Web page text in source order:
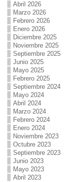
Abril 2026
Marzo 2026
Febrero 2026
Enero 2026
Diciembre 2025
Noviembre 2025
Septiembre 2025
Junio 2025
Mayo 2025
Febrero 2025
Septiembre 2024
Mayo 2024
Abril 2024
Marzo 2024
Febrero 2024
Enero 2024
Noviembre 2023
Octubre 2023
Septiembre 2023
Junio 2023
Mayo 2023
Abril 2023